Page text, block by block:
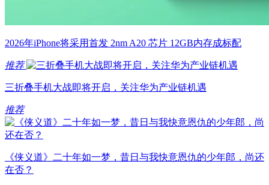
2026年iPhone将采用首发 2nm A20 芯片 12GB内存成标配
推荐
三折叠手机大战即将开启，关注华为产业链机遇
推荐
《侠义道》二十年如一梦，昔日与我快意恩仇的少年郎，尚还
在否？